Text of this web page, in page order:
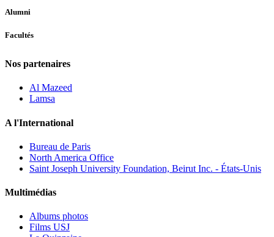
Alumni
Facultés
Nos partenaires
Al Mazeed
Lamsa
A l'International
Bureau de Paris
North America Office
Saint Joseph University Foundation, Beirut Inc. - États-Unis
Multimédias
Albums photos
Films USJ